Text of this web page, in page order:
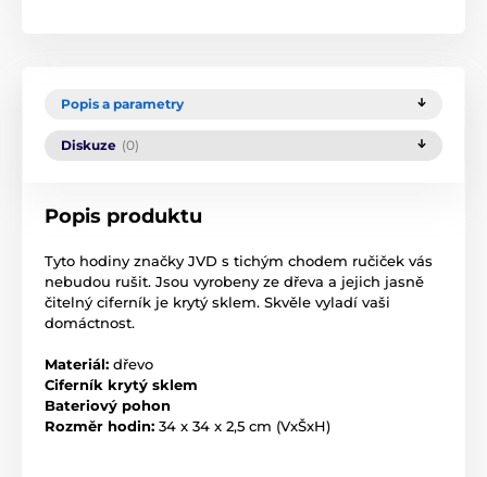
Popis a parametry
Diskuze (0)
Popis produktu
Tyto hodiny značky JVD s tichým chodem ručiček vás
nebudou rušit. Jsou vyrobeny ze dřeva a jejich jasně
čitelný ciferník je krytý sklem. Skvěle vyladí vaši
domáctnost.
Materiál: dřevo
Ciferník krytý sklem
Bateriový pohon
Rozměr hodin: 34 x 34 x 2,5 cm (VxŠxH)